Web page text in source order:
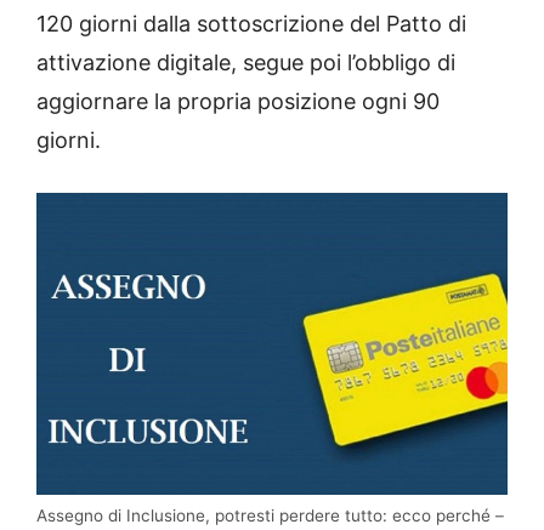
120 giorni dalla sottoscrizione del Patto di
attivazione digitale, segue poi l’obbligo di
aggiornare la propria posizione ogni 90
giorni.
Assegno di Inclusione, potresti perdere tutto: ecco perché –